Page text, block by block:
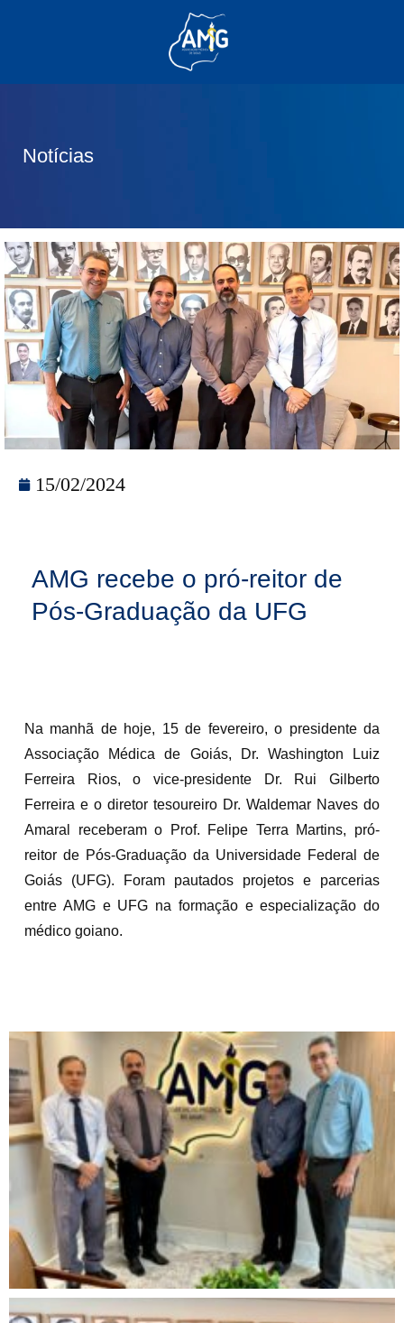
Notícias
15/02/2024
AMG recebe o pró-reitor de
Pós-Graduação da UFG
Na manhã de hoje, 15 de fevereiro, o presidente da
Associação Médica de Goiás, Dr. Washington Luiz
Ferreira Rios, o vice-presidente Dr. Rui Gilberto
Ferreira e o diretor tesoureiro Dr. Waldemar Naves do
Amaral receberam o Prof. Felipe Terra Martins, pró-
reitor de Pós-Graduação da Universidade Federal de
Goiás (UFG). Foram pautados projetos e parcerias
entre AMG e UFG na formação e especialização do
médico goiano.